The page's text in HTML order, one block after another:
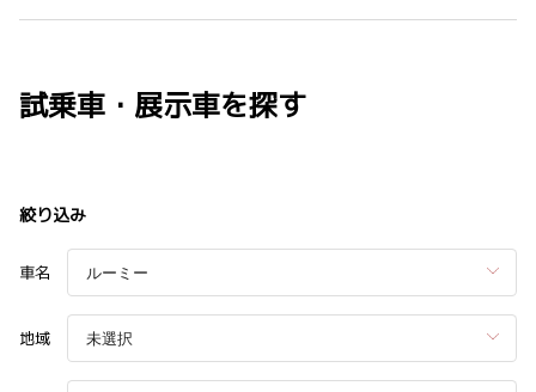
試乗車・展示車を探す
絞り込み
車名
地域